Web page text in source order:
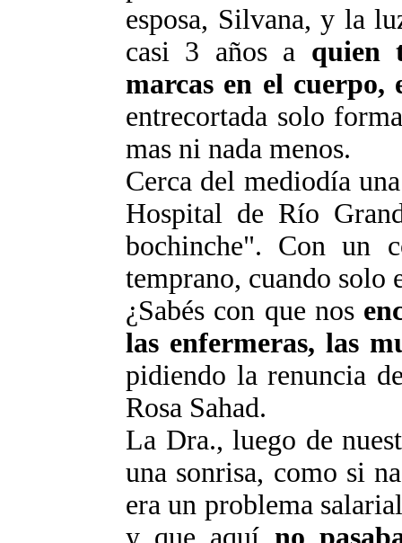
esposa, Silvana, y la
casi 3 años a quien
marcas en el
entrecortada solo
mas ni nada menos.
Cerca del mediodía
Hospital de Río
bochinche". Con un
temprano, cuando solo
¿Sabés con que nos
las enfermeras, las
pidiendo la renuncia
Rosa Sahad.
La Dra., luego de
una sonrisa, como si
era un problema